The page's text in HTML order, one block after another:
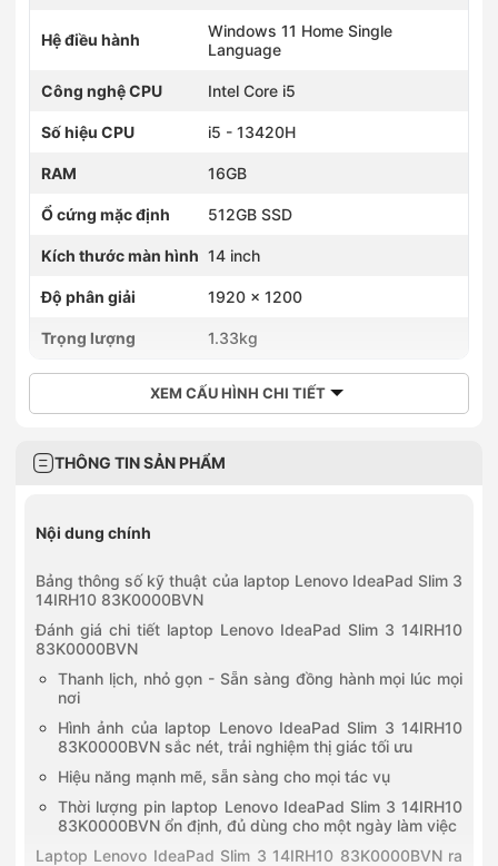
Hệ điều hành
Windows 11 Home Single
Language
Công nghệ CPU Intel Core i5
Số hiệu CPU i5 - 13420H
RAM 16GB
Ổ cứng mặc định 512GB SSD
Kích thước màn hình 14 inch
Độ phân giải 1920 x 1200
Trọng lượng 1.33kg
XEM CẤU HÌNH CHI TIẾT
THÔNG TIN SẢN PHẨM
Nội dung chính
Bảng thông số kỹ thuật của laptop Lenovo IdeaPad Slim 3
14IRH10 83K0000BVN
Đánh giá chi tiết laptop Lenovo IdeaPad Slim 3 14IRH10
83K0000BVN
Thanh lịch, nhỏ gọn - Sẵn sàng đồng hành mọi lúc mọi
nơi
Hình ảnh của laptop Lenovo IdeaPad Slim 3 14IRH10
83K0000BVN sắc nét, trải nghiệm thị giác tối ưu
Hiệu năng mạnh mẽ, sẵn sàng cho mọi tác vụ
Thời lượng pin laptop Lenovo IdeaPad Slim 3 14IRH10
83K0000BVN ổn định, đủ dùng cho một ngày làm việc
Laptop Lenovo IdeaPad Slim 3 14IRH10 83K0000BVN ra